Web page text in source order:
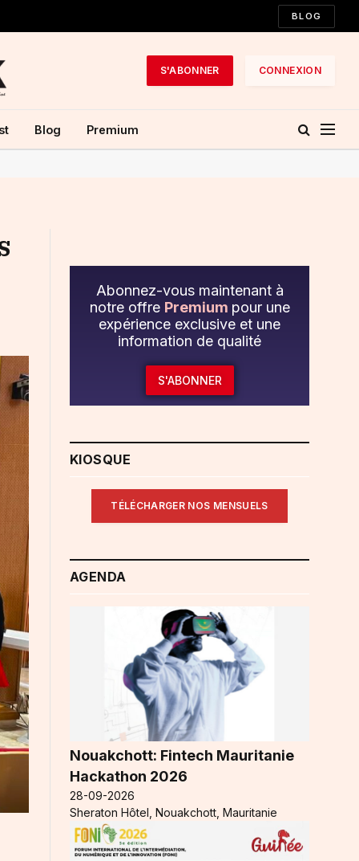
BLOG
S'ABONNER CONNEXION
Blog Premium
Abonnez-vous maintenant à
notre offre Premium pour une
expérience exclusive et une
information de qualité
S'ABONNER
KIOSQUE
TÉLÉCHARGER NOS MENSUELS
AGENDA
Nouakchott: Fintech Mauritanie
Hackathon 2026
28-09-2026
Sheraton Hôtel, Nouakchott, Mauritanie